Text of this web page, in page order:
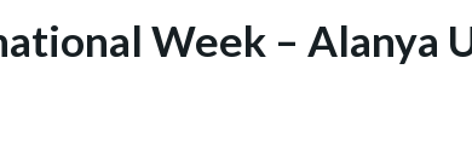
Week – Alanya